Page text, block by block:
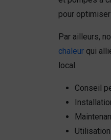
pour
Par ailleurs,
chaleur qui
local.
Conseil